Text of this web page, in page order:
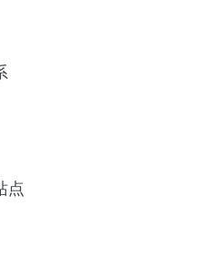
、支持
物流技术
决方案，物流
动输送机连接
点